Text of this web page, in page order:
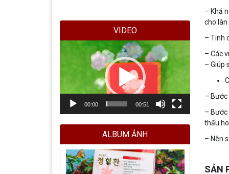
– Khả
cho
– Tinh
– Các
– Giúp
– Bước
– Bước
thấu
– Nên
SẢN
VIDEO
00:00 00:51
ALBUM ẢNH